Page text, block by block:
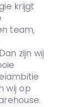
krijgt
team,
zijn wij
wij op